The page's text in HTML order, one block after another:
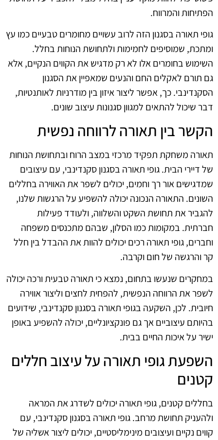
הפתיחות והמרווח.
גופי תאורה בסגנון הזה לרוב עשויים מחומרים טבעיים כמו עץ
ומתכת, שמוסיפים לחמימות ולתחושת הנוחות בחלל.
השימוש בחומרים אלו לא רק מדגיש את הקווים הנקיים, אלא
גם תורם לאקלים החם והנעים שמאפיין את הסגנון
הסקנדינבי. כך, אפשר ליצור איזון בין מודרניות לאותנטיות,
דבר שיכול להתאים למגוון סגנונות עיצוב שונים.
הקשר בין תאורה לרווחה נפשית
תאורה משחקת תפקיד מרכזי במצב הרוח ובתחושת הנוחות
של דיירי הבית. גופי תאורה בסגנון סקנדינבי, עם עיצובים
שמדגישים אור רך וחמים, יכולים לשפר את האווירה בחללים
השונים. התאורה הנכונה יכולה להשפיע על הרגשות שלנו,
להגביר את תחושת השקט והשלווה, ולעודד פעילות
חברתית. במקומות כמו הסלון, שבהם מתכנסים משפחה
וחברים, גופי תאורה רכים יכולים להוות את ההבדל בין חלל
קר והרגשה של חום וקרבה.
במחקרים שנעשו בתחום, נמצא כי תאורה טבעית ורכה יכולה
לשפר את הרווחה הנפשית, להפחית לחצים וליצור אווירה
חיובית. לכן, השקעה בגופי תאורה בסגנון סקנדינבי, שידועים
בהיותם עיצוביים אך גם פונקציונליים, יכולה להשפיע באופן
ישיר על איכות החיים בבית.
השפעת גופי תאורה על עיצוב חללים
קטנים
בחללים קטנים, גופי תאורה יכולים לשדרג את המראה
ולהעניק תחושת מרחב. גופי תאורה בסגנון סקנדינבי, עם
קווים נקיים ועיצובים מינימליסטיים, יכולים ליצור אשליה של